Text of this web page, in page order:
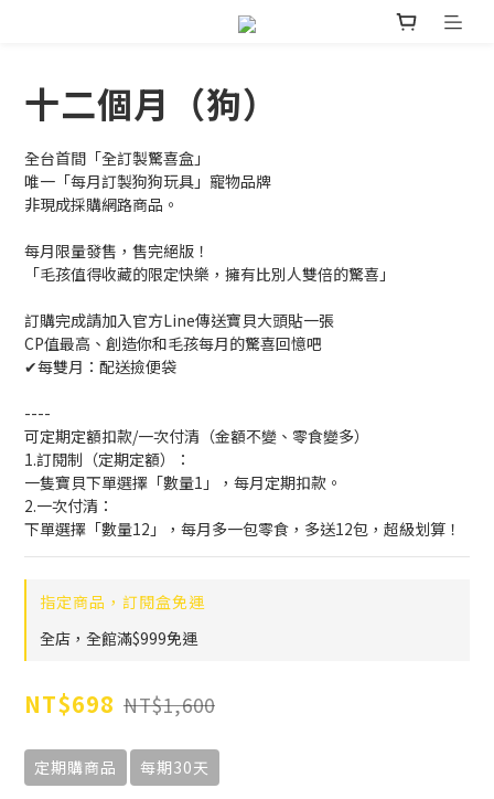
十二個月（狗）
全台首間「全訂製驚喜盒」
唯一「每月訂製狗狗玩具」寵物品牌
非現成採購網路商品。
每月限量發售，售完絕版！
「毛孩值得收藏的限定快樂，擁有比別人雙倍的驚喜」
訂購完成請加入官方Line傳送寶貝大頭貼一張
CP值最高、創造你和毛孩每月的驚喜回憶吧
✔每雙月：配送撿便袋
----
可定期定額扣款/一次付清（金額不變、零食變多）
1.訂閱制（定期定額）：
一隻寶貝下單選擇「數量1」，每月定期扣款。
2.一次付清：
下單選擇「數量12」，每月多一包零食，多送12包，超級划算！
指定商品，訂閱盒免運
全店，全館滿$999免運
NT$698 NT$1,600
定期購商品 每期30天